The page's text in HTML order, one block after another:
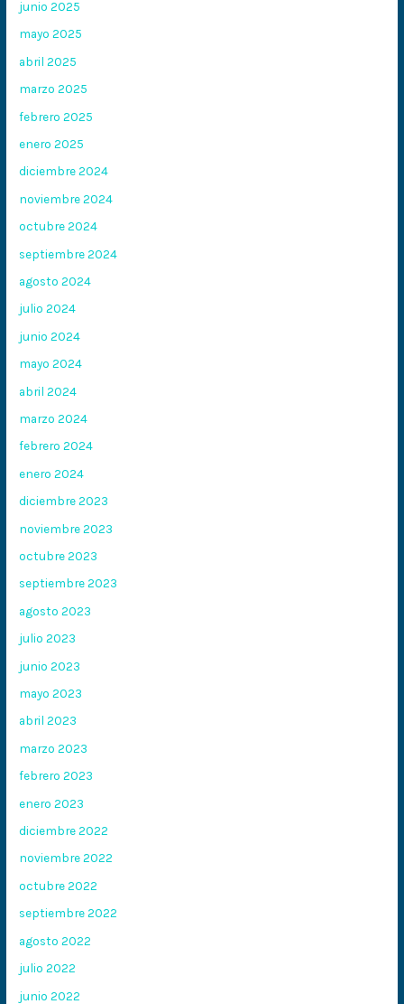
junio 2025
mayo 2025
abril 2025
marzo 2025
febrero 2025
enero 2025
diciembre 2024
noviembre 2024
octubre 2024
septiembre 2024
agosto 2024
julio 2024
junio 2024
mayo 2024
abril 2024
marzo 2024
febrero 2024
enero 2024
diciembre 2023
noviembre 2023
octubre 2023
septiembre 2023
agosto 2023
julio 2023
junio 2023
mayo 2023
abril 2023
marzo 2023
febrero 2023
enero 2023
diciembre 2022
noviembre 2022
octubre 2022
septiembre 2022
agosto 2022
julio 2022
junio 2022